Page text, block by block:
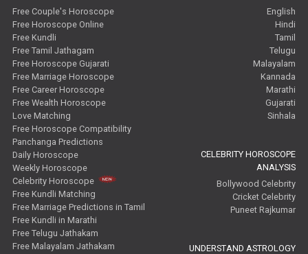
Free Couple's Horoscope
Free Horoscope Online
Free Kundli
Free Tamil Jathagam
Free Horoscope Gujarati
Free Marriage Horoscope
Free Career Horoscope
Free Wealth Horoscope
Love Matching
Free Horoscope Compatibility
Panchanga Predictions
Daily Horoscope
Weekly Horoscope
Celebrity Horoscope
Free Kundli Matching
Free Marriage Predictions in Tamil
Free Kundli in Marathi
Free Telugu Jathakam
Free Malayalam Jathakam
English
Hindi
Tamil
Telugu
Malayalam
Kannada
Marathi
Gujarati
Sinhala
CELEBRITY HOROSCOPE
ANALYSIS
Bollywood Celebrity
Cricket Celebrity
Puneet Rajkumar
UNDERSTAND ASTROLOGY